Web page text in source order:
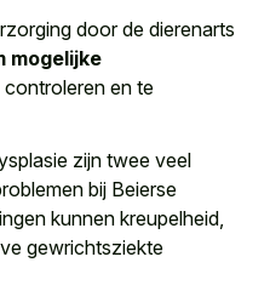
door de dierenarts
mogelijke
controleren en te
zijn twee veel
bij Beierse
kunnen kreupelheid,
gewrichtsziekte